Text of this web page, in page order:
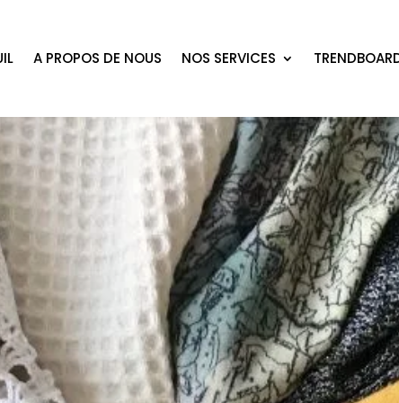
A PROPOS DE NOUS NOS SERVICES